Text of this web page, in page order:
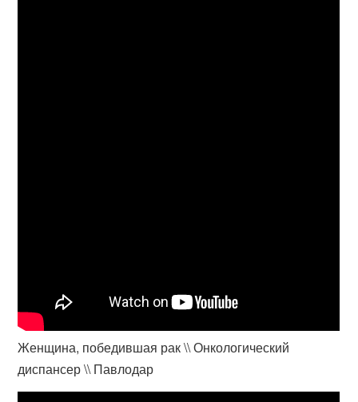
Женщина, победившая рак \\ Онкологический
диспансер \\ Павлодар